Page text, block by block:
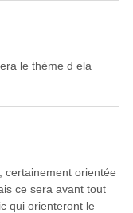
le thème d ela
certainement orientée
ce sera avant tout
qui orienteront le